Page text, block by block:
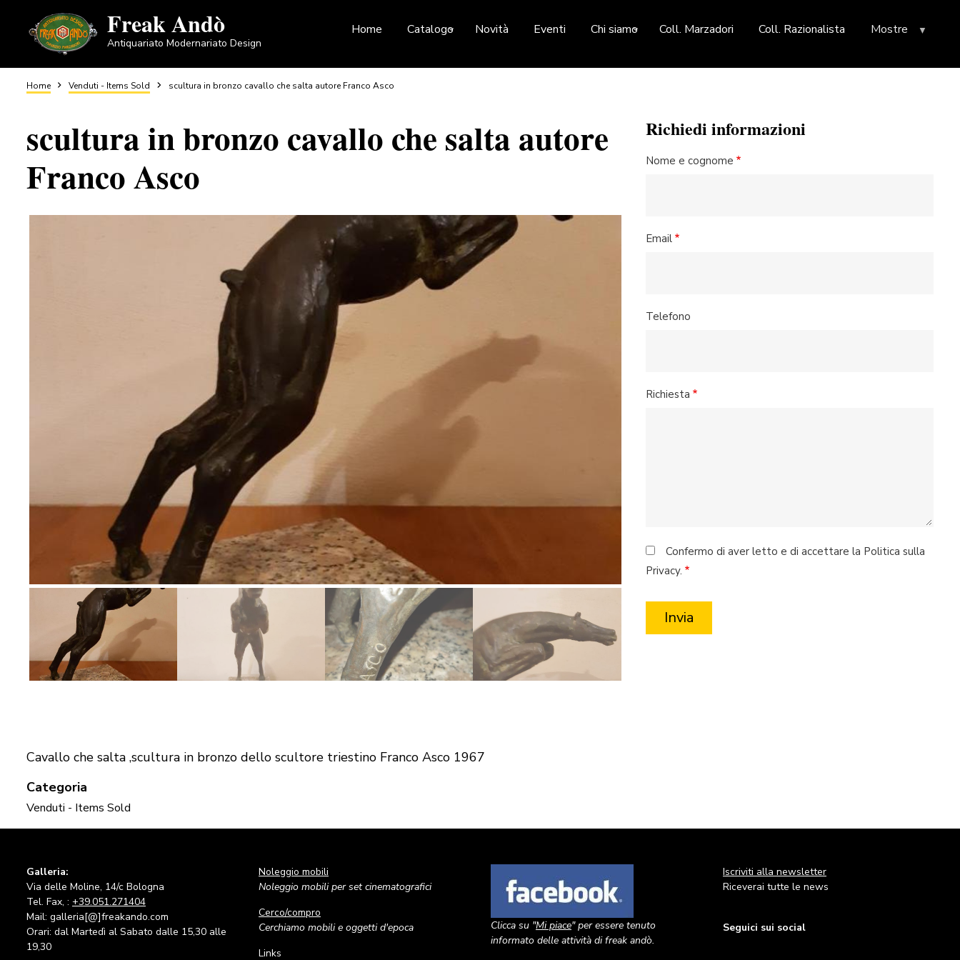
contenuto
principale
Freak Andò
Antiquariato Modernariato Design
Home Catalogo Novità Eventi Chi siamo Coll. Marzadori Coll. Razionalista Mostre
Briciole
di
pane
Home Venduti - Items Sold scultura in bronzo cavallo che salta autore Franco Asco
scultura in bronzo cavallo che salta autore
Franco Asco
Cavallo che salta ,scultura in bronzo dello scultore triestino Franco Asco 1967
Categoria
Venduti - Items Sold
Richiedi informazioni
Nome e cognome
Email
Telefono
Richiesta
Confermo di aver letto e di accettare la Politica sulla
Privacy.
Galleria:
Via delle Moline, 14/c Bologna
Tel. Fax, : +39.051.271404
Mail: galleria[@]freakando.com
Orari: dal Martedì al Sabato dalle 15,30 alle
19,30
Noleggio mobili
Noleggio mobili per set cinematografici
Cerco/compro
Cerchiamo mobili e oggetti d'epoca
Links
Clicca su "Mi piace" per essere tenuto
informato delle attività di freak andò.
Iscriviti alla newsletter
Riceverai tutte le news
Seguici sui social